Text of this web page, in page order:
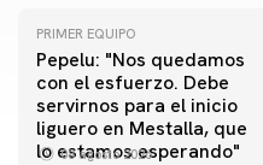
PRIMER EQUIPO
Pepelu: "Nos quedamos
con el esfuerzo. Debe
servirnos para el inicio
liguero en Mestalla, que
lo estamos esperando"
08 agosto 2026
PRIMER EQUIPO
Las fotos del Valencia